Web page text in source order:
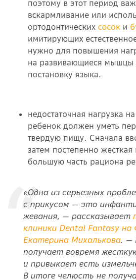
поэтому в этот период
вскармливание или
ортодонтических сосок и
имитирующих
нужно для повышения
на развивающиеся мышцы
постановку языка.
недостаточная нагрузка
ребенок должен уметь
твердую пищу. Сначала
затем постепенно жесткая
большую часть рациона
«Одна из серьезных
с прикусом — это
жевания, — рассказывает
клиники Dental Fantasy на
Екатерина Михалькова. —
получает вовремя
и привыкает есть
В итоге челюсть не